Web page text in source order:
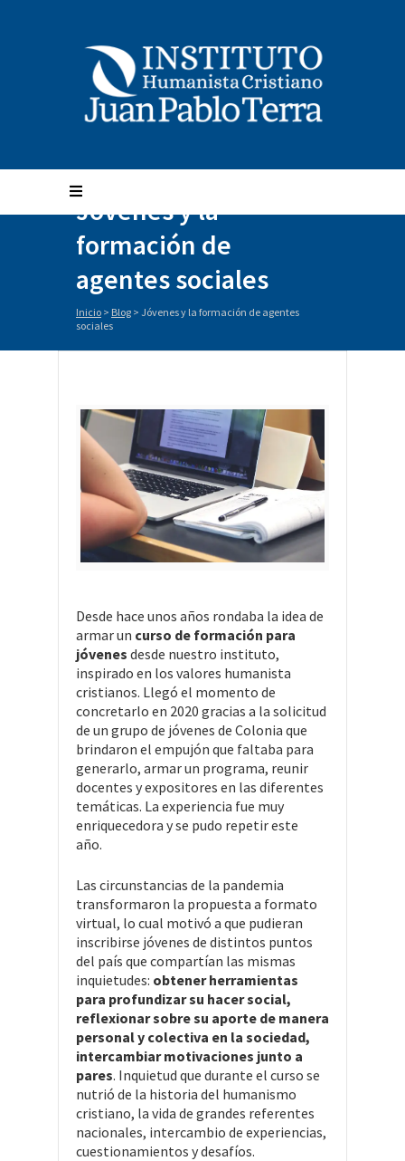
Jóvenes y la
formación de
agentes sociales
Inicio > Blog > Jóvenes y la formación de agentes
sociales
Desde hace unos años rondaba la idea de
armar un curso de formación para
jóvenes desde nuestro instituto,
inspirado en los valores humanista
cristianos. Llegó el momento de
concretarlo en 2020 gracias a la solicitud
de un grupo de jóvenes de Colonia que
brindaron el empujón que faltaba para
generarlo, armar un programa, reunir
docentes y expositores en las diferentes
temáticas. La experiencia fue muy
enriquecedora y se pudo repetir este
año.
Las circunstancias de la pandemia
transformaron la propuesta a formato
virtual, lo cual motivó a que pudieran
inscribirse jóvenes de distintos puntos
del país que compartían las mismas
inquietudes: obtener herramientas
para profundizar su hacer social,
reflexionar sobre su aporte de manera
personal y colectiva en la sociedad,
intercambiar motivaciones junto a
pares. Inquietud que durante el curso se
nutrió de la historia del humanismo
cristiano, la vida de grandes referentes
nacionales, intercambio de experiencias,
cuestionamientos y desafíos.